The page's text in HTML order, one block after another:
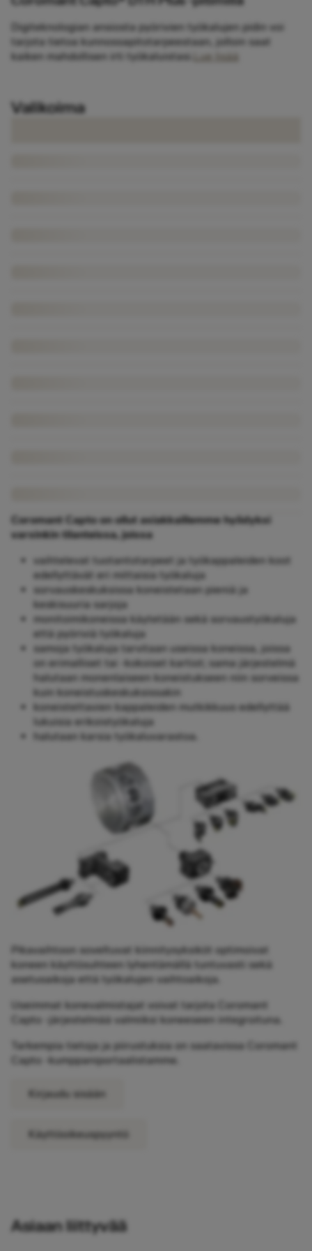
Digiteknologian ansiosta pyörivien työkalujen pidin voi
tarjota tietoa kunnossapitotarpeestaan, jolloin saat
kaiken mahdollisen irti työkaluistasi.
Lue lisää
Valikoima
Coromant Capto on ollut asiakkaillemme hyödyksi
varsinkin tilanteissa, joissa
vaihtelevat tuotantotarpeet ja työkappaleiden koot
edellyttävät eri mittaisia työkaluja
sorvauskeskuksissa koneistetaan pieniä ja
keskisuuria sarjoja
monitoimikoneissa käytetään sekä sorvaustyökaluja
että pyöriviä työkaluja
samoja työkaluja tarvitaan useissa koneissa, joissa
on erimalliset tai -kokoiset kartiot; sama järjestelmä
halutaan monenlaiseen koneistukseen niin sorveissa
kuin koneistuskeskuksissakin
koneistettavien kappaleiden mutkikkuus edellyttää
lukuisia erikoistyökaluja
halutaan karsia työkaluvarastoa.
Pikavaihtoon soveltuvat kiinnitysyksiköt optimoivat
koneen käyttösuhteen lyhentämällä tuntuvasti sekä
asetusaikoja että työkalujen vaihtoaikoja.
Useimmat konevalmistajat voivat tarjota Coromant
Capto -järjestelmää valmiiksi koneeseen integroituna.
Tarkempia tietoja ja piirustuksia on saatavissa Coromant
Capto -kumppaniportaalistamme.
Kirjaudu sisään
Käyttöoikeuspyyntö
Asiaan liittyvää